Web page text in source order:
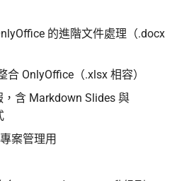
的進階文件處理（.docx
合 OnlyOffice（.xlsx 相容）
，含 Markdown Slides 與
案管理用